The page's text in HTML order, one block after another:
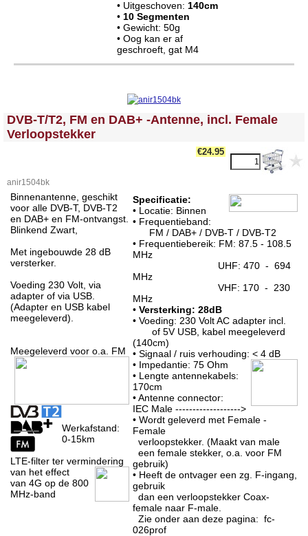
• Uitgeschoven: 140cm
• 10 Segmenten
• Gewicht: 50g
• Oog kan er af
geschroeft, gat M4
<!-- MakeFullWidth0 --><!-- MakeFullWidth1 --><!-- MakeFullWidth2 --><!-- MakeFullWidth3 --><!-- MakeFullWidth4 --><!-- MakeFullWidth5 --><!-- MakeFullWidth6 --><!-- MakeFullWidth7 --><!-- MakeFullWidth8 --><!-- MakeFullWidth9 --><!-- MakeFullWidth10 --><!-- MakeFullWidth11 --><!-- MakeFullWidth12 --><!-- MakeFullWidth13 --><!-- MakeFullWidth14 --><!-- MakeFullWidth15 --><!-- MakeFullWidth16 --><!-- MakeFullWidth17 --><!-- MakeFullWidth18 --><!-- MakeFullWidth19 -->
DVB-T/T2, FM en DAB+ -Antenne, incl. Female
Verloopstekker
€24.95
anir1504bk
Binnenantenne, geschikt
voor alle DVB-T, DVB-T2
en DAB+ en FM-ontvangst.
Blinkend Zwart,
Met ingebouwde 28 dB
versterker.
Voeding 230 Volt, via
adapter of via USB.
(Adapter en USB kabel
meegeleverd).
Meegeleverd voor o.a. FM
Werkafstand:
0-15km
LTE-filter ter vermindering
van het effect
van 4G op de 800
MHz-band
Specificatie:
• Locatie: Binnen
• Frequentieband:
FM / DAB+ / DVB-T / DVB-T2
• Frequentiebereik: FM: 87.5 - 108.5
MHz
UHF: 470 - 694
MHz
VHF: 170 - 230
MHz
• Versterking: 28dB
• Voeding: 230 Volt AC adapter incl.
of 5V USB, kabel meegeleverd
(140cm)
• Signaal / ruis verhouding: < 4 dB
• Impedantie: 75 Ohm
• Lengte antennekabels:
170cm
• Antenne connector:
IEC Male ------------------->
• Wordt geleverd met Female -
Female
verloopstekker. (Maakt van male
een female stekker, o.a. voor FM
gebruik)
• Heeft de ontvager een zg. F-ingang,
gebruik
dan een verloopstekker Coax-
female naar F-male.
Zie onder aan deze pagina: fc-
026prof